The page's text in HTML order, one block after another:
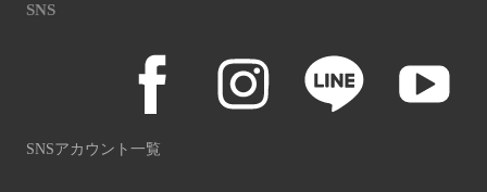
SNS
SNSアカウント一覧